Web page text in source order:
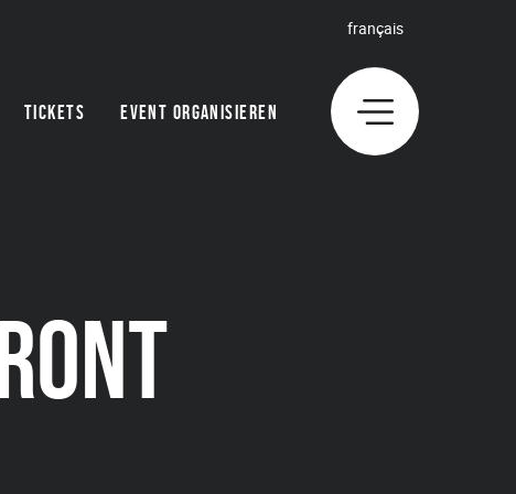
TICKETS EVENT ORGANISIEREN
français